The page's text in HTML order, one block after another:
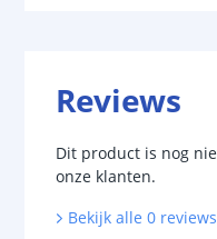
Reviews
Dit product is nog
onze klanten.
Bekijk alle 0 reviews